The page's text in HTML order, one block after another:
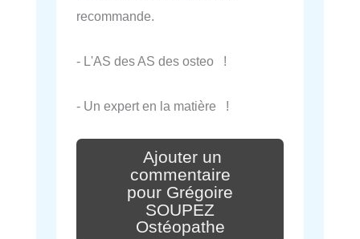
recommande.
- L'AS des AS des osteo !
- Un expert en la matière !
Ajouter un
commentaire
pour Grégoire
SOUPEZ
Ostéopathe